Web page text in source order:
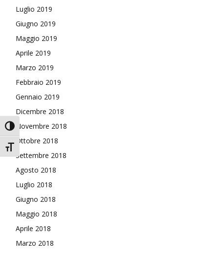
Attiva/disattiva alto contrasto
Attiva/disattiva dimensione testo
Luglio 2019
Giugno 2019
Maggio 2019
Aprile 2019
Marzo 2019
Febbraio 2019
Gennaio 2019
Dicembre 2018
Novembre 2018
Ottobre 2018
Settembre 2018
Agosto 2018
Luglio 2018
Giugno 2018
Maggio 2018
Aprile 2018
Marzo 2018